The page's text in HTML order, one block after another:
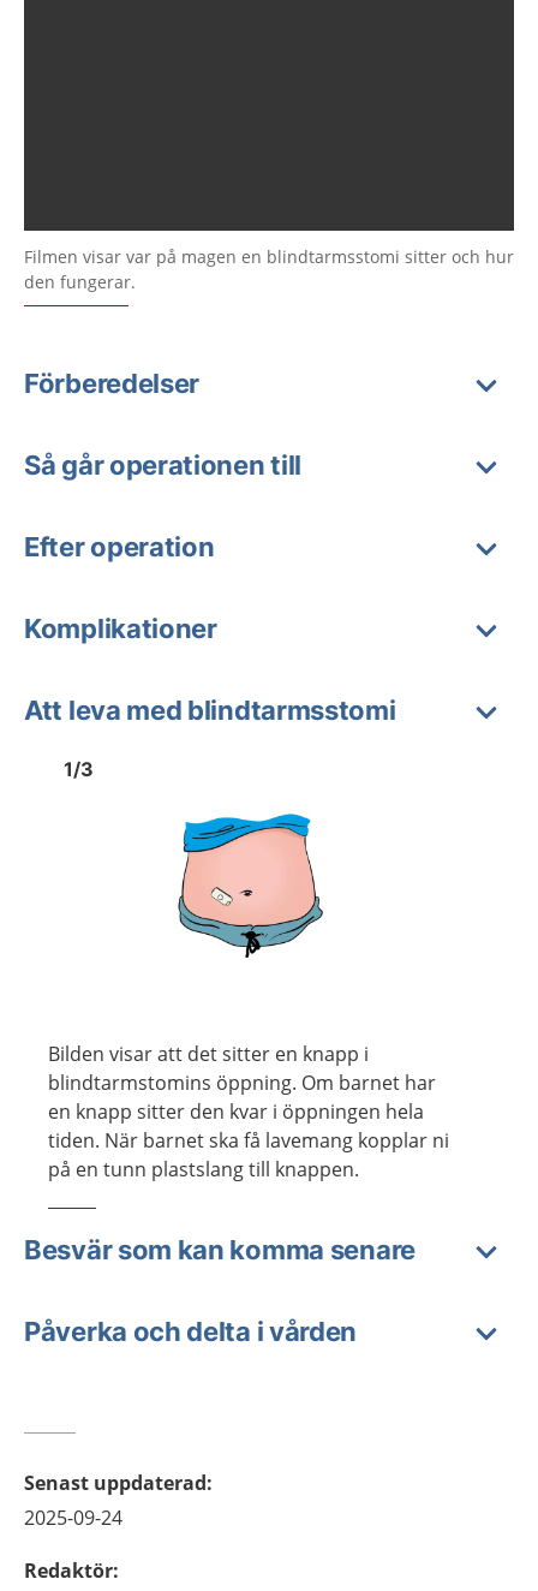
Filmen visar var på magen en blindtarmsstomi sitter och hur
den fungerar.
Förberedelser
Så går operationen till
Efter operation
Komplikationer
Att leva med blindtarmsstomi
Bild 1
1/3
Bilden visar att det sitter en knapp i
blindtarmstomins öppning. Om barnet har
en knapp sitter den kvar i öppningen hela
tiden. När barnet ska få lavemang kopplar ni
på en tunn plastslang till knappen.
Visa föregående bild
Besvär som kan komma senare
Påverka och delta i vården
Senast uppdaterad:
2025-09-24
Redaktör: